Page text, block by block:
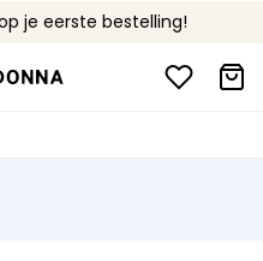
je eerste bestelling!
boven €90